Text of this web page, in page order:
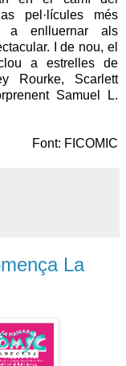
pel·lícules més
a enlluernar als
I de nou, el
a estrelles de
Rourke, Scarlett
Samuel L.
Font: FICOMIC
La